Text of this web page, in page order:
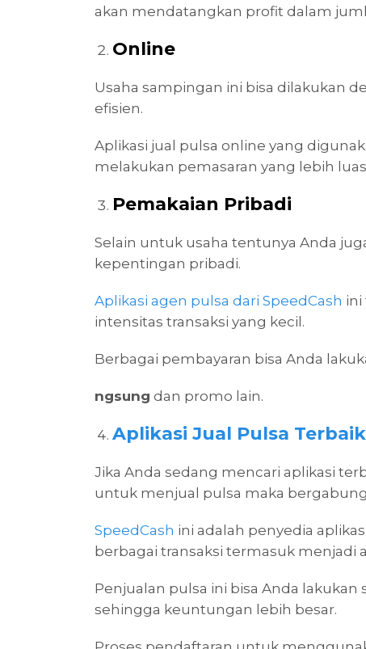
akan mendatangkan profit dalam
Online
Usaha sampingan ini bisa dilakukan
efisien.
Aplikasi jual pulsa online yang
melakukan pemasaran yang lebih
Pemakaian Pribadi
Selain untuk usaha tentunya Anda
kepentingan pribadi.
Aplikasi agen pulsa dari SpeedCash ini
intensitas transaksi yang kecil.
Berbagai pembayaran bisa Anda
ngsung dan promo lain.
Aplikasi Jual Pulsa Terbaik
Jika Anda sedang mencari aplikasi
untuk menjual pulsa maka
SpeedCash ini adalah penyedia
berbagai transaksi termasuk menjadi
Penjualan pulsa ini bisa Anda
sehingga keuntungan lebih besar.